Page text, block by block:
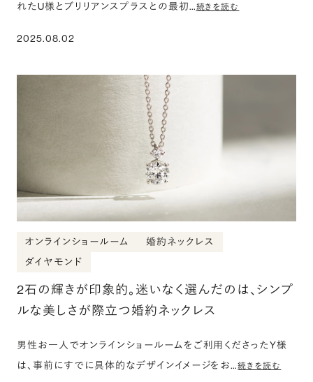
れたU様とブリリアンスプラスとの最初…続きを読む
2025.08.02
オンラインショールーム
婚約ネックレス
ダイヤモンド
2石の輝きが印象的。迷いなく選んだのは、シンプ
ルな美しさが際立つ婚約ネックレス
男性お一人でオンラインショールームをご利用くださったY様
は、事前にすでに具体的なデザインイメージをお…続きを読む